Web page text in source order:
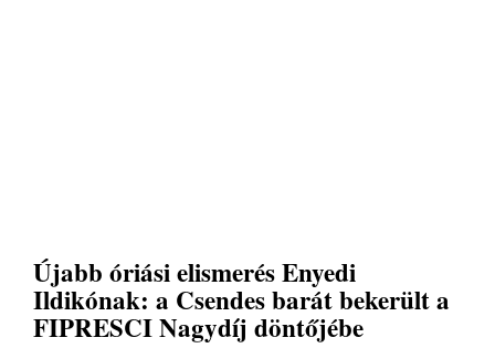
Újabb óriási elismerés Enyedi
Ildikónak: a Csendes barát bekerült a
FIPRESCI Nagydíj döntőjébe